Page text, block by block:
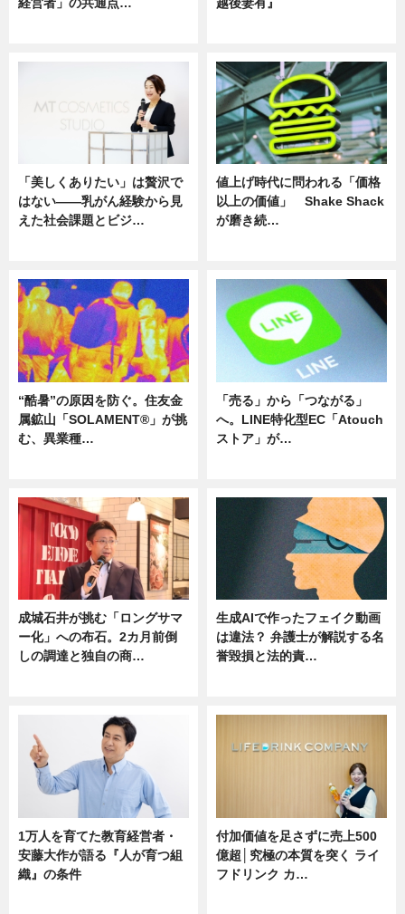
「美しくありたい」は贅沢で
はない――乳がん経験から見
えた社会課題とビジ…
値上げ時代に問われる「価格
以上の価値」 Shake Shack
が磨き続…
“酷暑”の原因を防ぐ。住友金
属鉱山「SOLAMENT®」が挑
む、異業種…
「売る」から「つながる」
へ。LINE特化型EC「Atouch
ストア」が…
成城石井が挑む「ロングサマ
ー化」への布石。2カ月前倒
しの調達と独自の商…
生成AIで作ったフェイク動画
は違法？ 弁護士が解説する名
誉毀損と法的責…
1万人を育てた教育経営者・
安藤大作が語る『人が育つ組
織』の条件
付加価値を足さずに売上500
億超│究極の本質を突く ライ
フドリンク カ…